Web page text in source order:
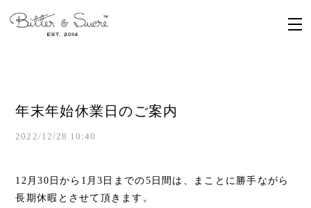
年末年始休業日のご案内
2022/12/28 10:40
12月30日から1月3日までの5日間は、まことに勝手ながら
長期休暇とさせて頂きます。